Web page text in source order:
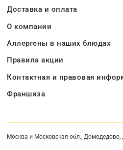
Доставка и оплата
О компании
Аллергены в наших блюдах
Правила акции
Контактная и правовая
Франшиза
Москва и Московская обл., Домодедово,